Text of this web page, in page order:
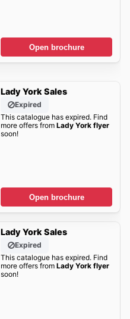
Open brochure
Lady York Sales
Expired
This catalogue has expired. Find
more offers from Lady York flyer
soon!
Open brochure
Lady York Sales
Expired
This catalogue has expired. Find
more offers from Lady York flyer
soon!